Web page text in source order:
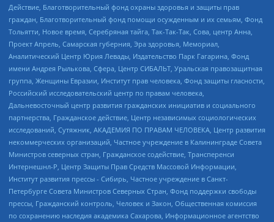
Действие, Благотворительный фонд охраны здоровья и защиты прав
граждан, Благотворительный фонд помощи осужденным и их семьям, Фонд
Тольятти, Новое время, Серебряная тайга, Так-Так-Так, Сова, центр Анна,
Проект Апрель, Самарская губерния, Эра здоровья, Мемориал,
Аналитический Центр Юрия Левады, Издательство Парк Гагарина, Фонд
имени Андрея Рылькова, Сфера, Центр СИБАЛЬТ, Уральская правозащитная
группа, Женщины Евразии, Институт прав человека, Фонд защиты гласности,
Российский исследовательский центр по правам человека,
Дальневосточный центр развития гражданских инициатив и социального
партнерства, Гражданское действие, Центр независимых социологических
исследований, Сутяжник, АКАДЕМИЯ ПО ПРАВАМ ЧЕЛОВЕКА, Центр развития
некоммерческих организаций, Частное учреждение в Калининграде Совета
Министров северных стран, Гражданское содействие, Трансперенси
Интернешнл-Р, Центр Защиты Прав Средств Массовой Информации,
Институт развития прессы - Сибирь, Частное учреждение в Санкт-
Петербурге Совета Министров Северных Стран, Фонд поддержки свободы
прессы, Гражданский контроль, Человек и Закон, Общественная комиссия
по сохранению наследия академика Сахарова, Информационное агентство